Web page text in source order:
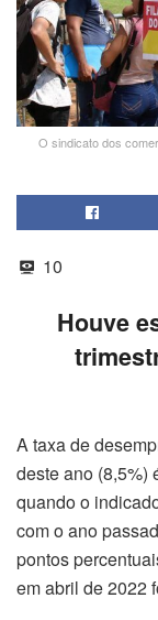
O sindicato dos
10
Houve
A taxa de
deste ano (8,5%)
quando o
com o ano
pontos
em abril de 2022